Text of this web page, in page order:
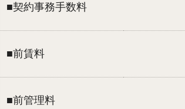
■契約事務手数料
■前賃料
■前管理料